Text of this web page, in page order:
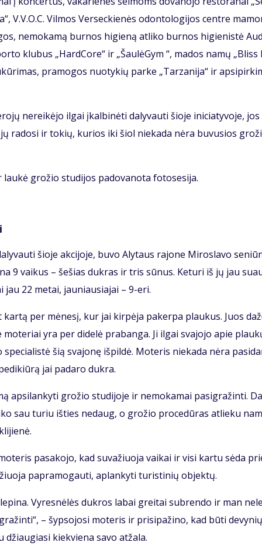
V.V.O.C. Vil­mos Ver­sec­kie­nės odon­to­lo­gi­jos cen­tre
ne­mo­ka­mą bur­nos hi­gie­ną at­li­ko bur­nos hi­gie­nis­tė
klu­bus „Hard­Co­re“ ir „Šau­lė­Gym “, ma­dos na­mų „Bliss
pra­mo­gos nuo­ty­kių par­ke „Tar­za­ni­ja“ ir
ne­rei­kė­jo il­gai įkal­bi­nė­ti da­ly­vau­ti šio­je ini­cia­ty­vo­je, jos
ra­do­si ir to­kių, ku­rios iki šiol nie­ka­da nė­ra bu­vu­sios
gro­žio stu­di­jos pa­do­va­no­ta fo­to­se­si­ja.
šio­je ak­ci­jo­je, bu­vo Aly­taus ra­jo­ne Mi­ros­la­vo
9 vai­kus – še­šias duk­ras ir tris sū­nus. Ke­tu­ri iš jų jau
22 me­tai, jau­niau­sia­jai – 9-eri.
per mė­ne­sį, kur jai kir­pė­ja pa­ker­pa plau­kus. Juos
yra per di­de­lė pra­ban­ga. Ji il­gai sva­jo­jo apie
šią sva­jo­nę iš­pil­dė. Mo­te­ris nie­ka­da nė­ra
jai pa­da­ro duk­ra.
ap­si­lan­ky­ti gro­žio stu­di­jo­je ir ne­mo­ka­mai pa­sig­ra­žin­ti.
sau tu­riu iš­ties ne­daug, o gro­žio pro­ce­dū­ras at­lie­ku
pa­sa­ko­jo, kad su­va­žiuo­ja vai­kai ir vi­si kar­tu sė­da
pa­pra­mo­gau­ti, ap­lan­ky­ti tu­ris­ti­nių ob­jek­tų.
Vy­res­nė­lės duk­ros la­bai grei­tai su­bren­do ir man
– šyp­so­jo­si mo­te­ris ir pri­si­pa­ži­no, kad bū­ti de­vy­nių
kiek­vie­na sa­vo at­ža­la.